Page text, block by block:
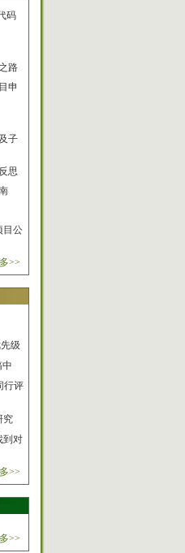
码
路
申
子
思
目公
>>
级
中
行评
究
到对
>>
>>